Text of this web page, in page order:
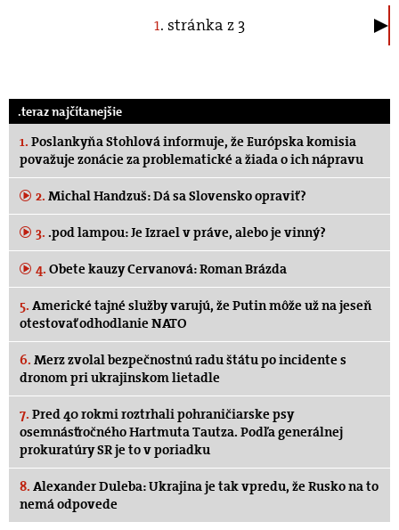
1. stránka z 3
.teraz najčítanejšie
1. Poslankyňa Stohlová informuje, že Európska komisia
považuje zonácie za problematické a žiada o ich nápravu
2. Michal Handzuš: Dá sa Slovensko opraviť?
3. .pod lampou: Je Izrael v práve, alebo je vinný?
4. Obete kauzy Cervanová: Roman Brázda
5. Americké tajné služby varujú, že Putin môže už na jeseň
otestovať odhodlanie NATO
6. Merz zvolal bezpečnostnú radu štátu po incidente s
dronom pri ukrajinskom lietadle
7. Pred 40 rokmi roztrhali pohraničiarske psy
osemnásťročného Hartmuta Tautza. Podľa generálnej
prokuratúry SR je to v poriadku
8. Alexander Duleba: Ukrajina je tak vpredu, že Rusko na to
nemá odpovede